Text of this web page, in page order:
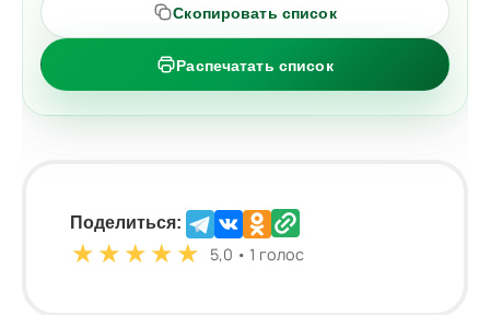
Скопировать список
Распечатать список
Поделиться:
★ ★ ★ ★ ★ 5,0 • 1 голос